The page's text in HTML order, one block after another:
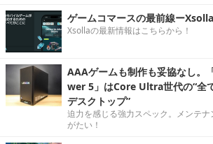
ゲームコマースの最前線ー
Xsollaの最新情報はこちらから！
AAAゲームも制作も妥協なし
wer 5」はCore Ultra世代の“全
デスクトップ”
迫力を感じる強力スペック。メンテナ
がたい！